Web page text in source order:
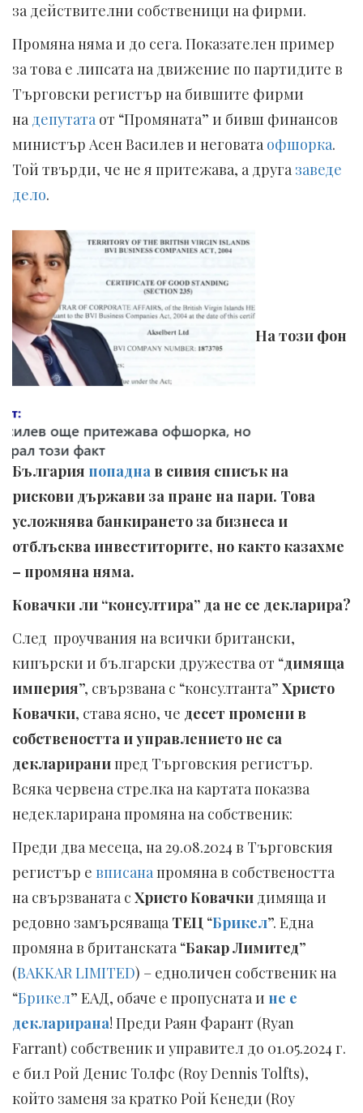
за действителни собственици на фирми.
Промяна няма и до сега. Показателен пример
за това е липсата на движение по партидите в
Търговски регистър на бившите фирми
на депутата от “Промяната” и бивш финансов
министър Асен Василев и неговата офшорка.
Той твърди, че не я притежава, а друга заведе
дело.
На този фон
България попадна в сивия списък на
рискови държави за пране на пари. Това
усложнява банкирането за бизнеса и
отблъсква инвеститорите, но както казахме
– промяна няма.
Ковачки ли “консултира” да не се декларира?
След проучвания на всички британски,
кипърски и български дружества от “димяща
империя”, свързвана с “консултанта” Христо
Ковачки, става ясно, че десет промени в
собствеността и управлението не са
деклариранипред Търговския регистър.
Всяка червена стрелка на картата показва
недекларирана промяна на собственик:
Преди два месеца, на 29.08.2024 в Търговския
регистър е вписанапромяна в собствеността
на свързваната с Христо Ковачки димяща и
редовно замърсяваща ТЕЦ “Брикел”. Една
промяна в британската “Бакар Лимитед”
(BAKKAR LIMITED) – едноличен собственик на
“Брикел” ЕАД, обаче е пропусната и не е
декларирана! Преди Раян Фарант (Ryan
Farrant) собственик и управител до 01.05.2024 г.
е бил Рой Денис Толфс (Roy Dennis Tolfts),
който заменя за кратко Рой Кенеди (Roy